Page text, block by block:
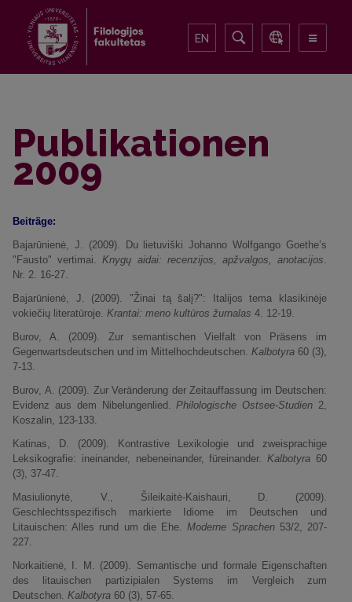
EN
Publikationen
2009
Beiträge:
Bajarūnienė, J. (2009). Du lietuviški Johanno Wolfgango Goethe’s
"Fausto" vertimai.Knygų aidai: recenzijos, apžvalgos, anotacijos.
Nr. 2. 16-27.
Bajarūnienė, J. (2009). "Žinai tą šalį?": Italijos tema klasikinėje
vokiečių literatūroje. Krantai: meno kultūros žurnalas 4. 12-19.
Burov, A. (2009). Zur semantischen Vielfalt von Präsens im
Gegenwartsdeutschen und im Mittelhochdeutschen. Kalbotyra 60 (3),
7-13.
Burov, A. (2009). Zur Veränderung der Zeitauffassung im Deutschen:
Evidenz aus dem Nibelungenlied.Philologische Ostsee-Studien 2,
Koszalin, 123-133.
Katinas, D. (2009). Kontrastive Lexikologie und zweisprachige
Leksikografie: ineinander, nebeneinander, füreinander.Kalbotyra 60
(3), 37-47.
Masiulionytė, V., Šileikaitė-Kaishauri, D. (2009).
Geschlechtsspezifisch markierte Idiome im Deutschen und
Litauischen: Alles rund um die Ehe.Moderne Sprachen53/2, 207-
227.
Norkaitienė, I. M. (2009). Semantische und formale Eigenschaften
des litauischen partizipialen Systems im Vergleich zum
Deutschen. Kalbotyra 60 (3), 57-65.